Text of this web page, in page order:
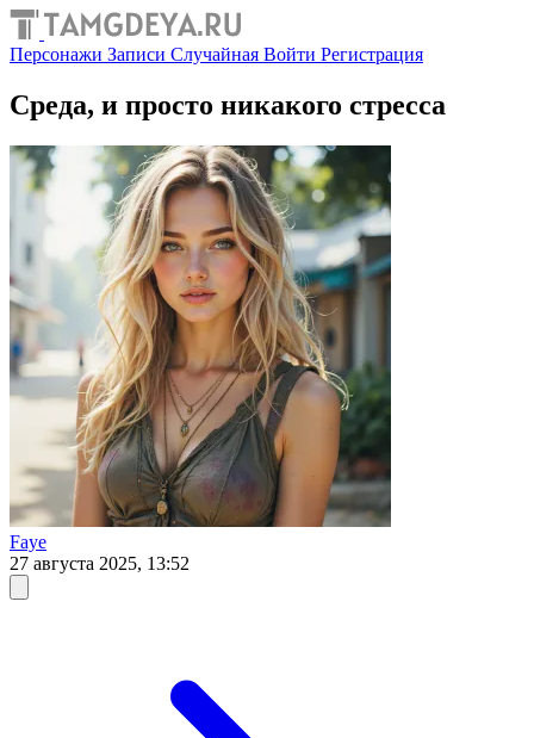
Персонажи Записи Случайная Войти Регистрация
Среда, и просто никакого стресса
Faye
27 августа 2025, 13:52